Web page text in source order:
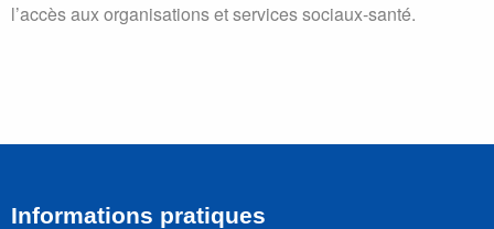
l’accès aux organisations et services sociaux-santé.
Informations pratiques